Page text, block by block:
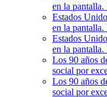
en la
Estados
en la
Estados
en la
Los 90 años
social por
Los 90 años
social por